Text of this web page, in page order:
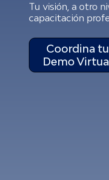
Tu visión, a otro
capacitación
Coordina tu
Demo